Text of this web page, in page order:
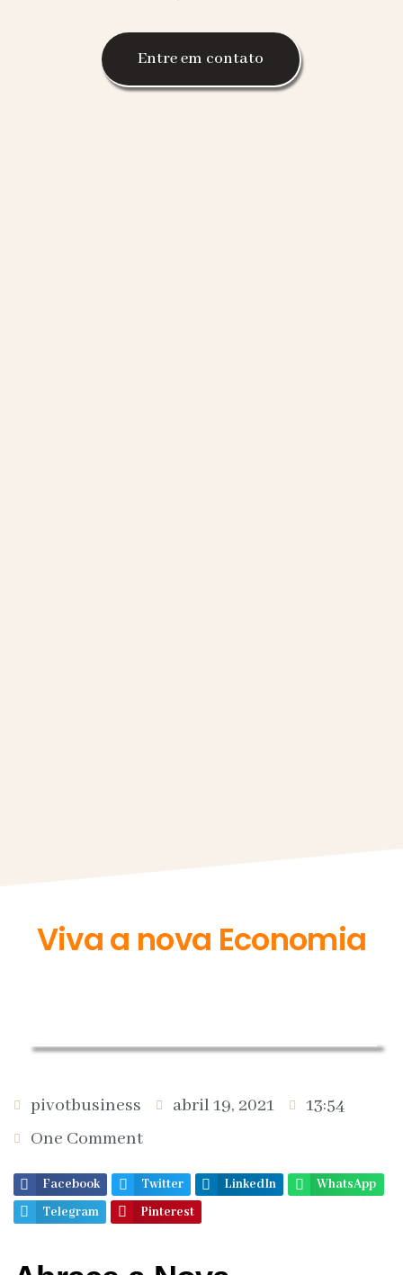
Entre em contato
Viva a nova Economia
pivotbusiness abril 19, 2021
13:54
One Comment
Facebook Twitter LinkedIn
WhatsApp
Telegram
Pinterest